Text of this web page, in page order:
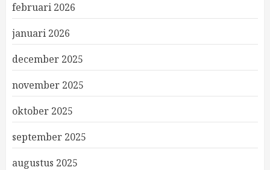
februari 2026
januari 2026
december 2025
november 2025
oktober 2025
september 2025
augustus 2025